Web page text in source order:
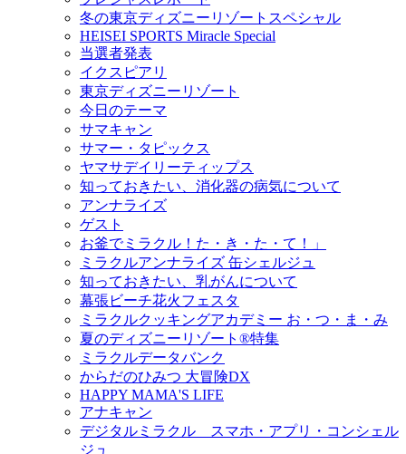
冬の東京ディズニーリゾートスペシャル
HEISEI SPORTS Miracle Special
当選者発表
イクスピアリ
東京ディズニーリゾート
今日のテーマ
サマキャン
サマー・タピックス
ヤマサデイリーティップス
知っておきたい、消化器の病気について
アンナライズ
ゲスト
お釜でミラクル！た・き・た・て！」
ミラクルアンナライズ 缶シェルジュ
知っておきたい、乳がんについて
幕張ビーチ花火フェスタ
ミラクルクッキングアカデミー お・つ・ま・み
夏のディズニーリゾート®特集
ミラクルデータバンク
からだのひみつ 大冒険DX
HAPPY MAMA'S LIFE
アナキャン
デジタルミラクル スマホ・アプリ・コンシェル
ジュ